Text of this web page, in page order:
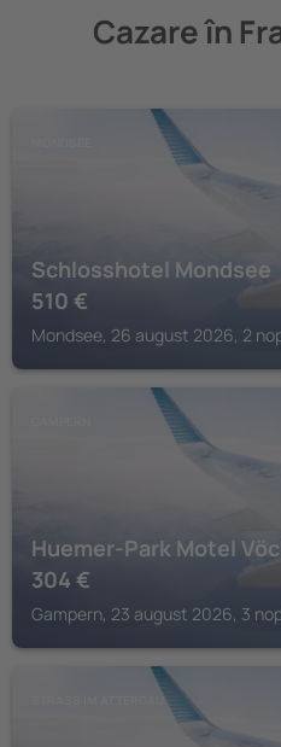
Cazare în
Schlosshotel Mondsee
510 €
Mondsee, 26 august 2026, 2
Huemer-Park Motel
304 €
Gampern, 23 august 2026, 3
STRASS IM ATTERGAU